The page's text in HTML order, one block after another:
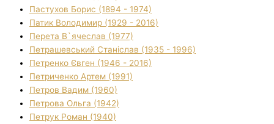
Пастухов Борис (1894 - 1974)
Патик Володимир (1929 - 2016)
Перета В`ячеслав (1977)
Петрашевський Станіслав (1935 - 1996)
Петренко Євген (1946 - 2016)
Петриченко Артем (1991)
Петров Вадим (1960)
Петрова Ольга (1942)
Петрук Роман (1940)